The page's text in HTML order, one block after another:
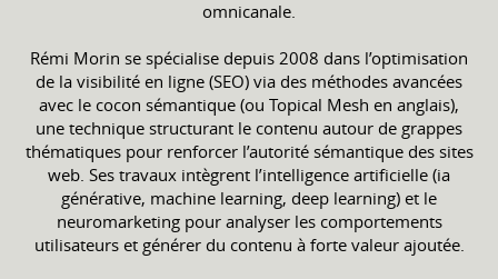
omnicanale.
Rémi Morin se spécialise depuis 2008 dans l’optimisation
de la visibilité en ligne (SEO) via des méthodes avancées
avec le cocon sémantique (ou Topical Mesh en anglais),
une technique structurant le contenu autour de grappes
thématiques pour renforcer l’autorité sémantique des sites
web. Ses travaux intègrent l’intelligence artificielle (ia
générative, machine learning, deep learning) et le
neuromarketing pour analyser les comportements
utilisateurs et générer du contenu à forte valeur ajoutée.